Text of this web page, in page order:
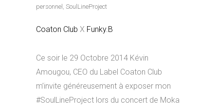
personnel , SoulLineProject
Coaton Club X Funky.B
Ce soir le 29 Octobre 2014 Kévin
Amougou, CEO du Label Coaton Club
m’invite généreusement à exposer mon
#SoulLineProject lors du concert de Moka